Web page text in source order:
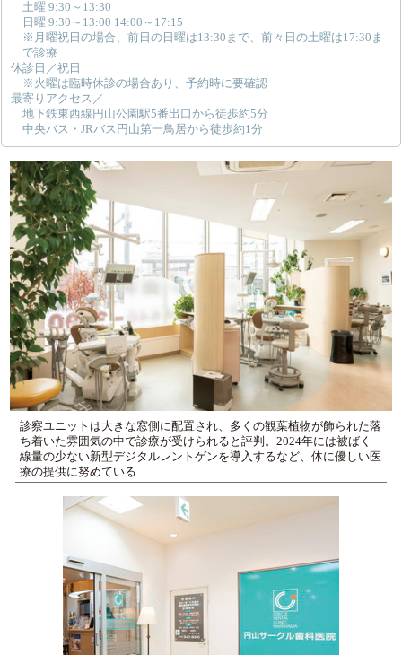
土曜 9:30～13:30
日曜 9:30～13:00 14:00～17:15
※月曜祝日の場合、前日の日曜は13:30まで、前々日の土曜は17:30ま
で診療
休診日／祝日
※火曜は臨時休診の場合あり、予約時に要確認
最寄りアクセス／
地下鉄東西線円山公園駅5番出口から徒歩約5分
中央バス・JRバス円山第一鳥居から徒歩約1分
診察ユニットは大きな窓側に配置され、多くの観葉植物が飾られた落
ち着いた雰囲気の中で診療が受けられると評判。2024年には被ばく
線量の少ない新型デジタルレントゲンを導入するなど、体に優しい医
療の提供に努めている